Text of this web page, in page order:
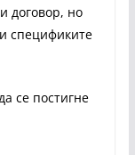
договор, но
спецификите
се постигне